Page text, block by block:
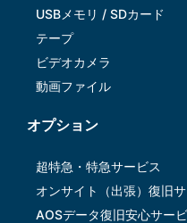
USBメモリ / SDカード
テープ
ビデオカメラ
動画ファイル
オプション
超特急・特急サービス
オンサイト（出張）復旧
AOSデータ復旧安⼼サー